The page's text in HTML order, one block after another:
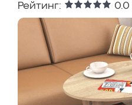
Рейтинг: 0.0